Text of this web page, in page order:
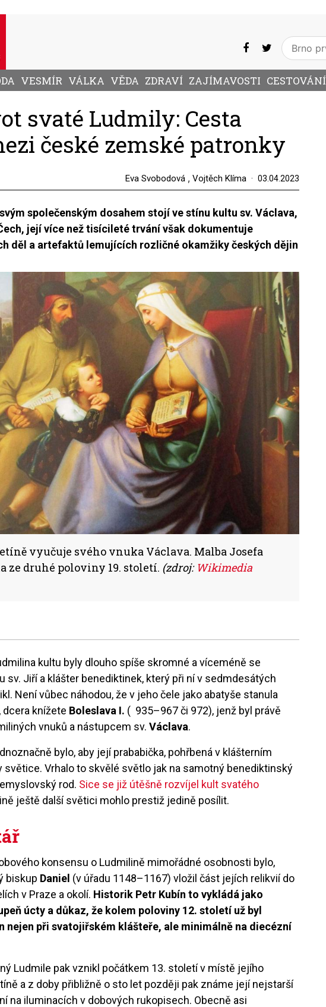
VESMÍR VÁLKA VĚDA ZDRAVÍ ZAJÍMAVOSTI CESTOVÁNÍ
svaté Ludmily: Cesta
české zemské patronky
Eva Svobodová, Vojtěch Klíma 03.04.2023
společenským dosahem stojí ve stínu kultu sv. Václava,
její více než tisícileté trvání však dokumentuje
děl a artefaktů lemujících rozličné okamžiky českých dějin
vyučuje svého vnuka Václava. Malba Josefa
ze druhé poloviny 19. století. (zdroj: Wikimedia
kultu byly dlouho spíše skromné a víceméně se
sv. Jiří a klášter benediktinek, který při ní v sedmdesátých
Není vůbec náhodou, že v jeho čele jako abatyše stanula
, dcera knížete Boleslava I. ( 935–967 či 972), jenž byl právě
vnuků a nástupcem sv.Václava.
bylo, aby její prababička, pohřbená v klášterním
světice. Vrhalo to skvělé světlo jak na samotný benediktinský
rod. Sice se již útěšně rozvíjel kult svatého
ještě další světici mohlo prestiž jedině posílit.
konsensu o Ludmilině mimořádné osobnosti bylo,
biskup Daniel (v úřadu 1148–1167) vložil část jejích relikvií do
v Praze a okolí. Historik Petr Kubín to vykládá jako
úcty a důkaz, že kolem poloviny 12. století už byl
nejen při svatojiřském klášteře, ale minimálně na diecézní
Ludmile pak vznikl počátkem 13. století v místě jejího
a z doby přibližně o sto let později pak známe její nejstarší
na iluminacích v dobových rukopisech. Obecně asi